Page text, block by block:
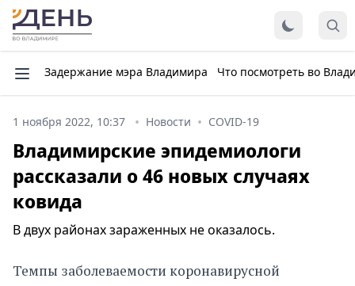
Задержание мэра Владимира Что посмотреть во
1 ноября 2022, 10:37 Новости COVID-19
Владимирские эпидемиологи
рассказали о 46 новых случаях
ковида
В двух районах зараженных не оказалось.
Темпы заболеваемости коронавирусной